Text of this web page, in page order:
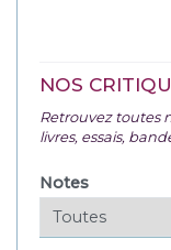
NOS
Retrouvez toutes
livres, essais,
Notes